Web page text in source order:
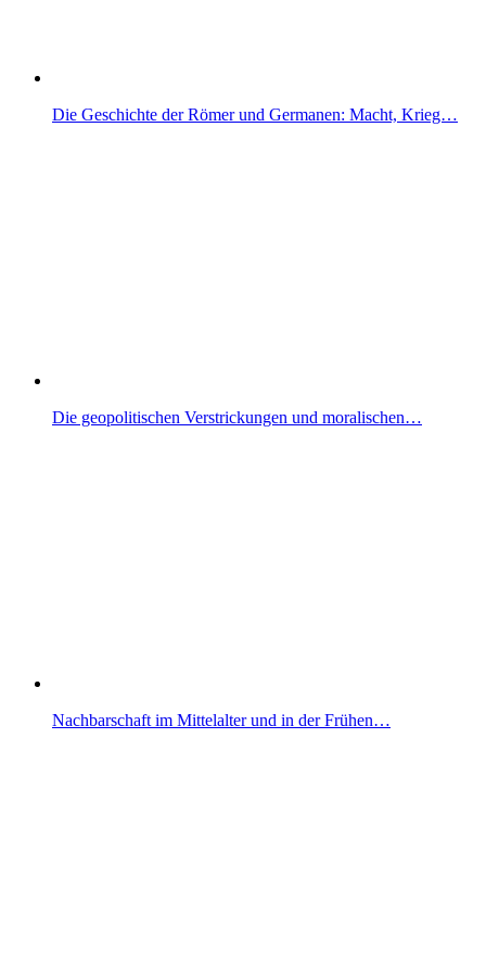
Die Geschichte der Römer und Germanen: Macht, Krieg…
Die geopolitischen Verstrickungen und moralischen…
Nachbarschaft im Mittelalter und in der Frühen…